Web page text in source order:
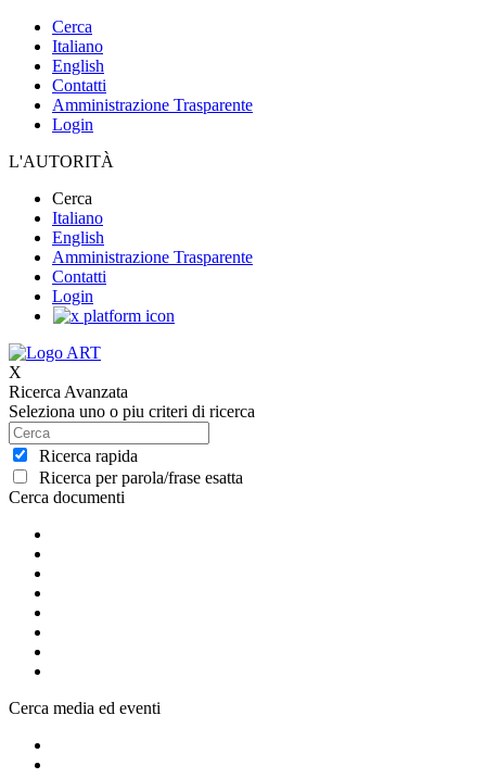
Cerca
Italiano
English
Contatti
Amministrazione Trasparente
Login
L'AUTORITÀ
Cerca
Italiano
English
Amministrazione Trasparente
Contatti
Login
X
Ricerca Avanzata
Seleziona uno o piu criteri di ricerca
Ricerca rapida
Ricerca per parola/frase esatta
Cerca documenti
Cerca media ed eventi